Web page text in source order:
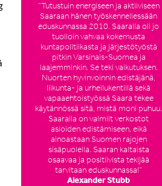
”Tutustuin energiseen ja aktiiviseen
Saaraan hänen työskennellessään
eduskunnassa 2010. Saaralla oli jo
tuolloin vahvaa kokemusta
kuntapolitiikasta ja järjestötyöstä
pitkin Varsinais-Suomea ja
laajemminkin. Se teki vaikutuksen.
Nuorten hyvinvoinnin edistäjänä,
liikunta- ja urheilukentillä sekä
vapaaehtoistyössä Saara tekee
käytännössä sitä, mistä moni puhuu.
Saaralla on valmiit verkostot
asioiden edistämiseen, eikä
ainoastaan Suomen rajojen
sisäpuolella. Saaran kaltaista
osaavaa ja positiivista tekijää
tarvitaan eduskunnassa!”
Alexander Stubb